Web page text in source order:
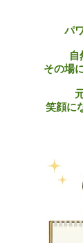
パ
自
その場
笑顔に